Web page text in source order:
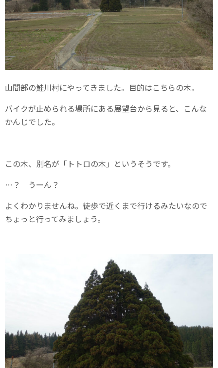
山間部の鮭川村にやってきました。目的はこちらの木。
バイクが止められる場所にある展望台から見ると、こんな
かんじでした。
この木、別名が「トトロの木」というそうです。
…？ うーん？
よくわかりませんね。徒歩で近くまで行けるみたいなので
ちょっと行ってみましょう。